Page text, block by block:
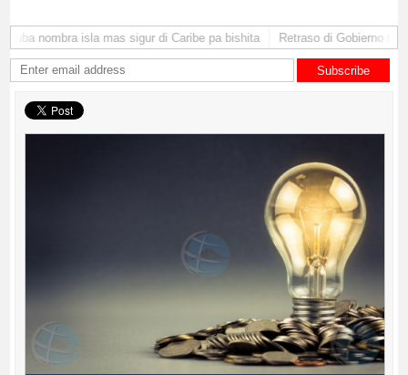
nombra isla mas sigur di Caribe pa bishita Retraso di Gobierno ta
Subscribe